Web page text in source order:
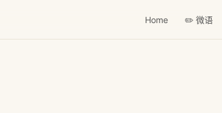
Home ✏️ 微语